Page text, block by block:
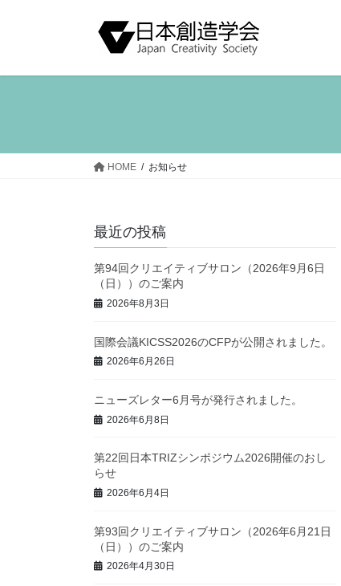
HOME お知らせ
最近の投稿
第94回クリエイティブサロン（2026年9月6日
（日））のご案内
2026年8月3日
国際会議KICSS2026のCFPが公開されました。
2026年6月26日
ニューズレター6月号が発行されました。
2026年6月8日
第22回日本TRIZシンポジウム2026開催のおし
らせ
2026年6月4日
第93回クリエイティブサロン（2026年6月21日
（日））のご案内
2026年4月30日